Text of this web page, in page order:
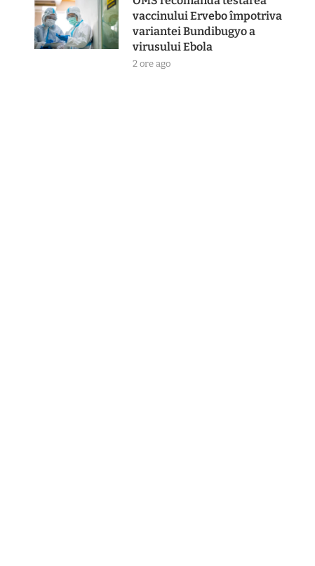
vaccinului Ervebo împotriva
variantei Bundibugyo a
virusului Ebola
2 ore ago